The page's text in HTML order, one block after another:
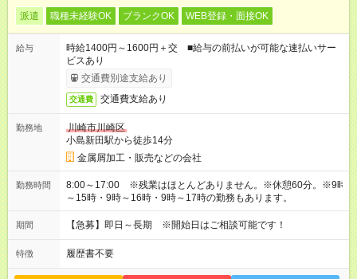
派遣 職種未経験OK ブランクOK WEB登録・面接OK
給与
時給1400円～1600円＋交 ■給与の前払いが可能な速払いサー
ビスあり
交通費別途支給あり
交通費 交通費支給あり
勤務地
川崎市川崎区
小島新田駅から徒歩14分
金属屑加工・販売などの会社
勤務時間
8:00～17:00 ※残業はほとんどありません。※休憩60分。※9時
～15時・9時～16時・9時～17時の勤務もあります。
期間 【急募】即日～長期 ※開始日はご相談可能です！
特徴 履歴書不要